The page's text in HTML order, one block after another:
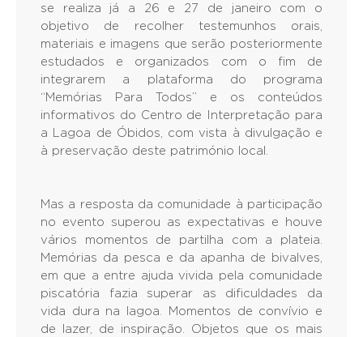
se realiza já a 26 e 27 de janeiro com o
objetivo de recolher testemunhos orais,
materiais e imagens que serão posteriormente
estudados e organizados com o fim de
integrarem a plataforma do programa
“Memórias Para Todos” e os conteúdos
informativos do Centro de Interpretação para
a Lagoa de Óbidos, com vista à divulgação e
à preservação deste património local.
Mas a resposta da comunidade à participação
no evento superou as expectativas e houve
vários momentos de partilha com a plateia.
Memórias da pesca e da apanha de bivalves,
em que a entre ajuda vivida pela comunidade
piscatória fazia superar as dificuldades da
vida dura na lagoa. Momentos de convívio e
de lazer, de inspiração. Objetos que os mais